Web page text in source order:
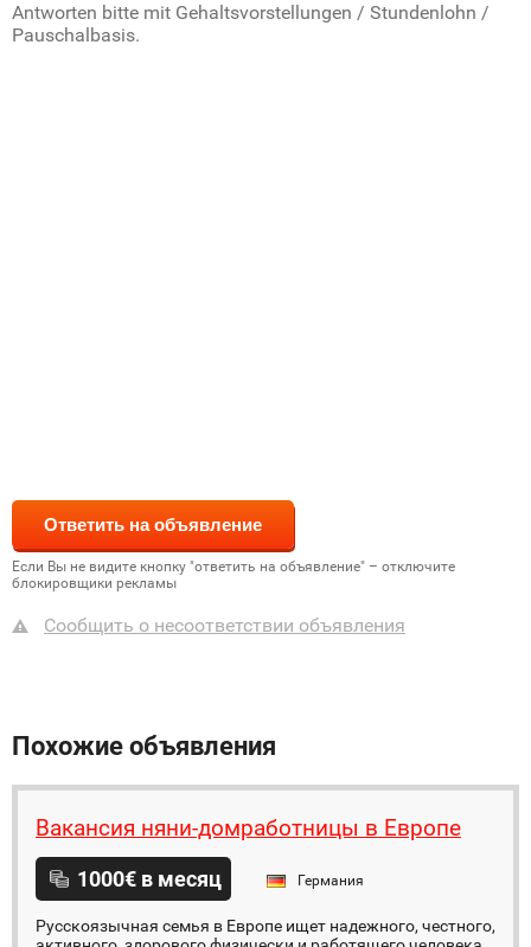
Antworten bitte mit Gehaltsvorstellungen / Stundenlohn /
Pauschalbasis.
Если Вы не видите кнопку "ответить на объявление" – отключите
блокировщики рекламы
Сообщить о несоответствии объявления
Похожие объявления
Вакансия няни-домработницы в Европе
1000€ в месяц Германия
Русскоязычная семья в Европе ищет надежного, честного,